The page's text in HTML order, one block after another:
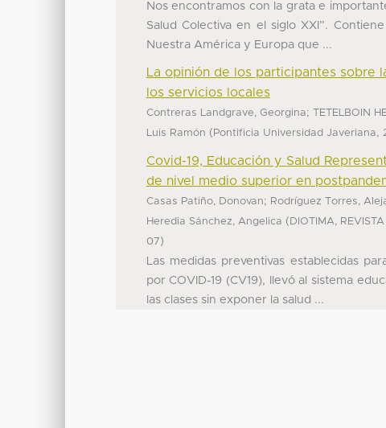
Nos encontramos con la grata e
Salud Colectiva en el siglo XXI”.
Nuestra América y Europa que ...
La opinión de los participantes sobre
los servicios locales
Contreras Landgrave, Georgina; TETELBOIN
Luis Ramón ( Pontificia Universidad Javeriana,
Covid-19, Educación y Salud
de nivel medio superior en
Casas Patiño, Donovan; Rodríguez Torres,
Heredia Sánchez, Angelica ( DIOTIMA,
07)
Las medidas preventivas establecidas
por COVID-19 (CV19), llevó al sistema
las clases sin exponer la salud ...